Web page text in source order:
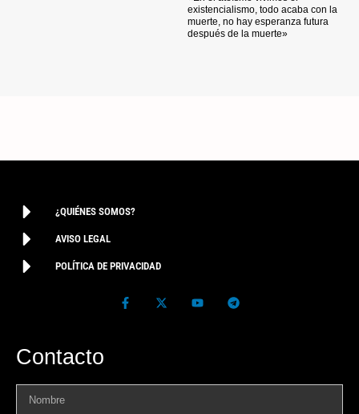
existencialismo, todo acaba con la
muerte, no hay esperanza futura
después de la muerte»
¿QUIÉNES SOMOS?
AVISO LEGAL
POLÍTICA DE PRIVACIDAD
Contacto